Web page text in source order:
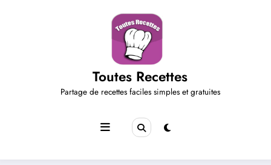
Toutes Recettes
Partage de recettes faciles simples et gratuites